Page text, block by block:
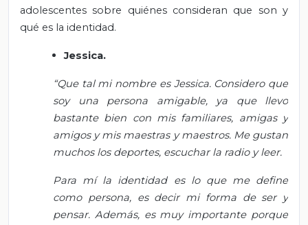
adolescentes sobre quiénes consideran que son y
qué es la identidad.
Jessica.
“Que tal mi nombre es Jessica. Considero que
soy una persona amigable, ya que llevo
bastante bien con mis familiares, amigas y
amigos y mis maestras y maestros. Me gustan
muchos los deportes, escuchar la radio y leer.
Para mí la identidad es lo que me define
como persona, es decir mi forma de ser y
pensar. Además, es muy importante porque